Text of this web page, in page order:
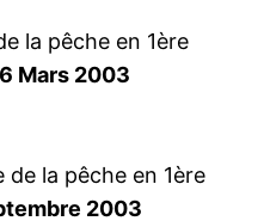
la pêche en 1ère
Mars 2003
la pêche en 1ère
2003